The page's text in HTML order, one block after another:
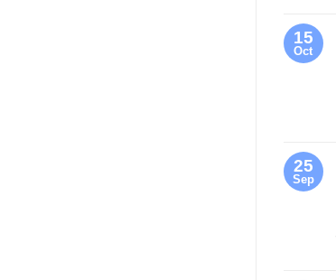
15
Oct
25
Sep